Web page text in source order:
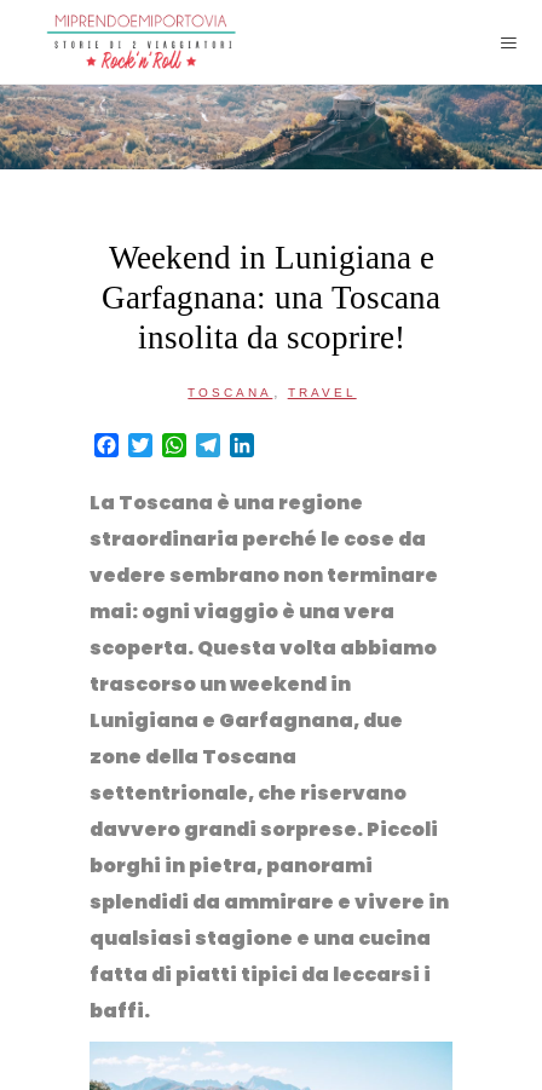
Weekend in Lunigiana e
Garfagnana: una Toscana
insolita da scoprire!
TOSCANA , TRAVEL
Facebook
TwitterWhatsApp
Telegram
La Toscana è una regione
straordinaria perché le cose da
vedere sembrano non terminare
mai:ogni viaggio è una vera
scoperta. Questa volta abbiamo
trascorso unweekend in
Lunigiana e Garfagnana, due
zone della Toscana
settentrionale, che riservano
davvero grandi sorprese. Piccoli
borghi in pietra, panorami
splendidi da ammirare e vivere in
qualsiasi stagione e una cucina
fatta di piatti tipici da leccarsi i
baffi.